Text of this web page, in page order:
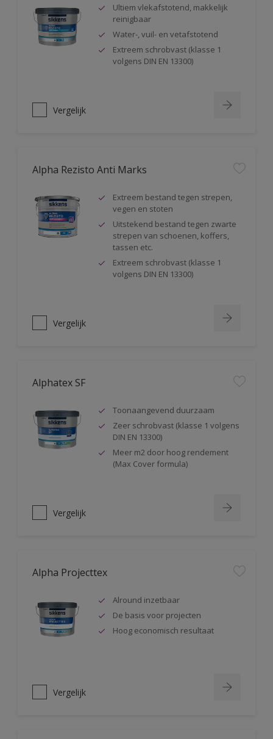
Ultiem vlekafstotend, makkelijk
reinigbaar
Water-, vuil- en vetafstotend
Extreem schrobvast (klasse 1
volgens DIN EN 13300)
Vergelijk
Alpha Rezisto Anti Marks
Extreem bestand tegen strepen,
vegen en stoten
Uitstekend bestand tegen zwarte
strepen van schoenen, koffers,
tassen etc.
Extreem schrobvast (klasse 1
volgens DIN EN 13300)
Vergelijk
Alphatex SF
Toonaangevend duurzaam
Zeer schrobvast (klasse 1 volgens
DIN EN 13300)
Meer m2 door hoog rendement
(Max Cover formula)
Vergelijk
Alpha Projecttex
Alround inzetbaar
De basis voor projecten
Hoog economisch resultaat
Vergelijk